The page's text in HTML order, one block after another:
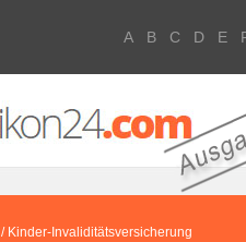
A B C D E
/ Kinder-Invaliditätsversicherung